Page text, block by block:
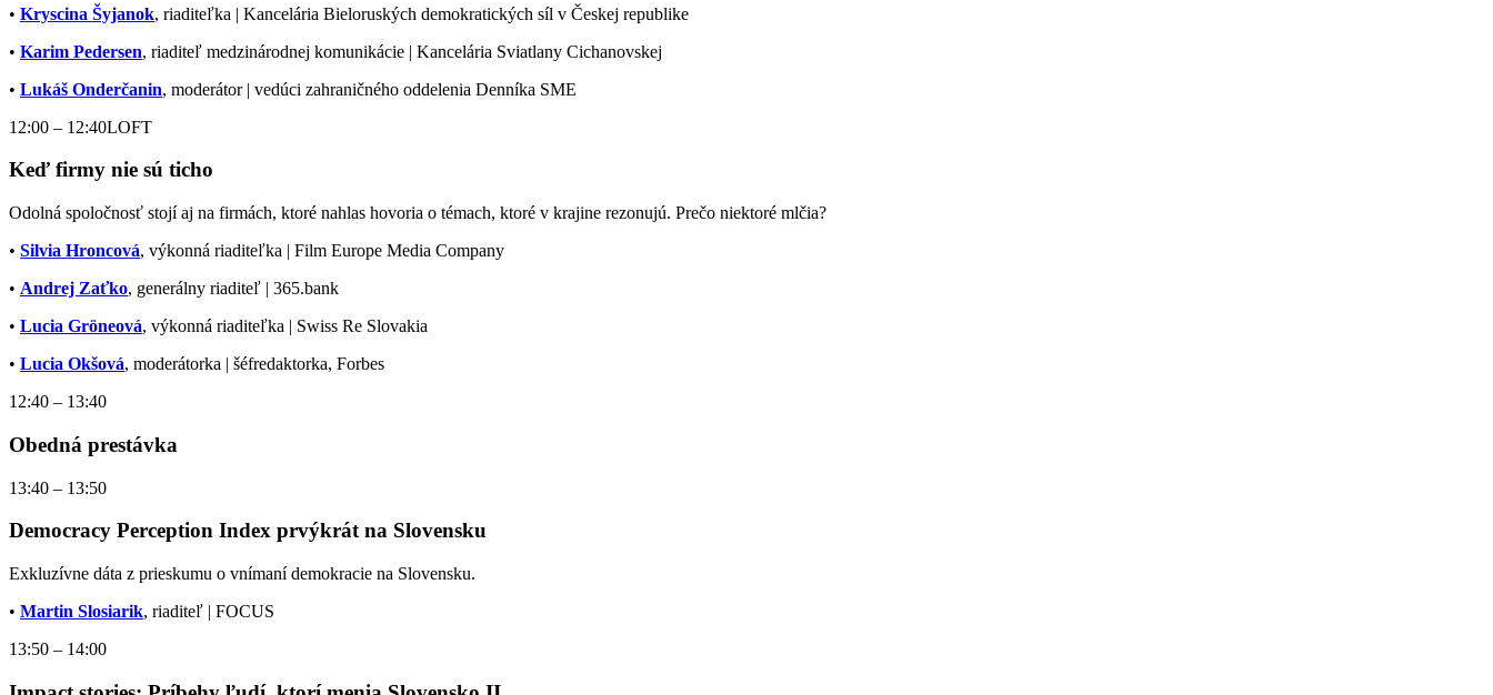
• Kryscina Šyjanok, riaditeľka | Kancelária Bieloruských demokratických síl v Českej republike
• Karim Pedersen, riaditeľ medzinárodnej komunikácie | Kancelária Sviatlany Cichanovskej
• Lukáš Onderčanin, moderátor | vedúci zahraničného oddelenia Denníka SME
12:00 – 12:40LOFT
Keď firmy nie sú ticho
Odolná spoločnosť stojí aj na firmách, ktoré nahlas hovoria o témach, ktoré v krajine rezonujú. Prečo niektoré mlčia?
• Silvia Hroncová, výkonná riaditeľka | Film Europe Media Company
• Andrej Zaťko, generálny riaditeľ | 365.bank
• Lucia Gröneová, výkonná riaditeľka | Swiss Re Slovakia
• Lucia Okšová, moderátorka | šéfredaktorka, Forbes
12:40 – 13:40
Obedná prestávka
13:40 – 13:50
Democracy Perception Index prvýkrát na Slovensku
Exkluzívne dáta z prieskumu o vnímaní demokracie na Slovensku.
• Martin Slosiarik, riaditeľ | FOCUS
13:50 – 14:00